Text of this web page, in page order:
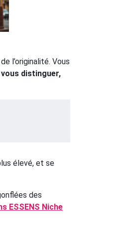
l’originalité. Vous
distinguer,
élevé, et se
des
ESSENS Niche